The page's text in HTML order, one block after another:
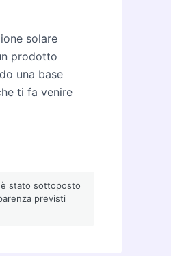
solare
prodotto
una base
ti fa venire
stato sottoposto
previsti